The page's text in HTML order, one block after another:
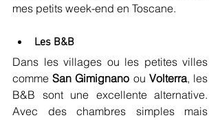
mes petits week-end en Toscane.
Les B&B
Dans les villages ou les petites villes
comme San Gimignano ou Volterra, les
B&B sont une excellente alternative.
Avec des chambres simples mais